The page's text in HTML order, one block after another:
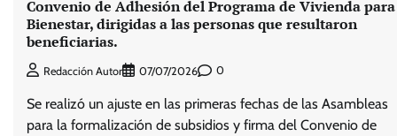
Convenio de Adhesión del Programa de Vivienda
Bienestar, dirigidas a las personas que resultaron
beneficiarias.
Redacción Autor 07/07/2026 0
Se realizó un ajuste en las primeras fechas de las Asambleas
para la formalización de subsidios y firma del Convenio de